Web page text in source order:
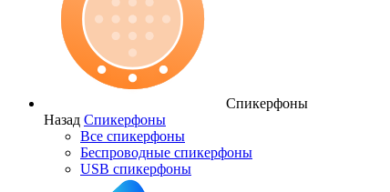
Спикерфоны
Назад Спикерфоны
Все спикерфоны
Беспроводные спикерфоны
USB спикерфоны